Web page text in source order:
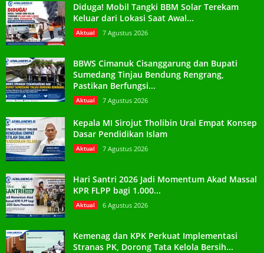
Diduga! Mobil Tangki BBM Solar Terekam
Keluar dari Lokasi Saat Awal...
Aktual 7 Agustus 2026
BBWS Cimanuk Cisanggarung dan Bupati
Sumedang Tinjau Bendung Rengrang,
Pastikan Berfungsi...
Aktual 7 Agustus 2026
Kepala MI Sirojut Tholibin Urai Empat Konsep
Dasar Pendidikan Islam
Aktual 7 Agustus 2026
Hari Santri 2026 Jadi Momentum Akad Massal
KPR FLPP bagi 1.000...
Aktual 6 Agustus 2026
Kemenag dan KPK Perkuat Implementasi
Stranas PK, Dorong Tata Kelola Bersih...